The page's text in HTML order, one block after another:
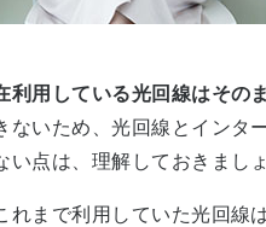
利用している光回線はそ
ないため、光回線とイン
点は、理解しておきましょ
れまで利用していた光回線